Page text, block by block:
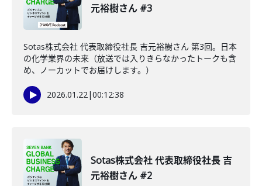
元裕樹さん #3
Sotas株式会社 代表取締役社長 吉元裕樹さん 第3回。日本
の化学業界の未来（放送では入りきらなかったトークも含
め、ノーカットでお届けします。）
2026.01.22|00:12:38
Sotas株式会社 代表取締役社長 吉
元裕樹さん #2